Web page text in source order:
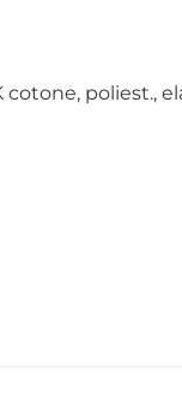
cotone, poliest.,